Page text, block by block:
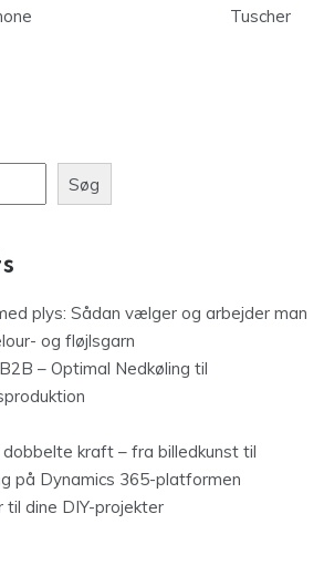
Tuscher
Søg
plys: Sådan vælger og arbejder man
og fløjlsgarn
– Optimal Nedkøling til
kraft – fra billedkunst til
på Dynamics 365-platformen
til dine DIY-projekter